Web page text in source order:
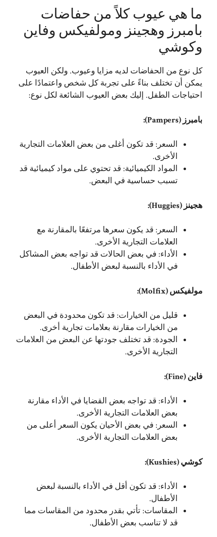
ما هي عيوب كلاً من حفاضات
بامبرز وهجينز ومولفيكس وفاين
وكوشي
كل نوع من الحفاضات لديه مزايا وعيوب. ولكن العيوب
يمكن أن تختلف بناءً على تجربة كل شخص واعتمادًا على
احتياجات الطفل. إليك بعض العيوب الشائعة لكل نوع:
بامبرز (Pampers):
السعر: قد تكون أغلى من بعض العلامات التجارية
الأخرى.
المواد الكيميائية: قد تحتوي على مواد كيميائية قد
تسبب حساسية في البعض.
هجينز (Huggies):
السعر: قد يكون سعرها مرتفعًا بالمقارنة مع
العلامات التجارية الأخرى.
الأداء: في بعض الحالات قد تواجه بعض المشاكل
في الأداء بالنسبة لبعض الأطفال.
مولفيكس (Molfix):
قليل من الخيارات: قد تكون محدودة في البعض
من الخيارات مقارنة بعلامات تجارية أخرى.
الجودة: قد تختلف جودتها عن البعض من العلامات
التجارية الأخرى.
فاين (Fine):
الأداء: قد تواجه بعض القضايا في الأداء مقارنة
بعض العلامات التجارية الأخرى.
السعر: في بعض الأحيان يكون السعر أعلى من
بعض العلامات التجارية الأخرى.
كوشي (Kushies):
الأداء: قد تكون أقل في الأداء بالنسبة لبعض
الأطفال.
المقاسات: تأتي بقدر محدود من المقاسات مما
قد لا تناسب بعض الأطفال.